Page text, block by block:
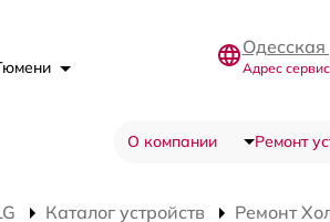
Адрес
О компании Ремонт
Каталог устройств Ремонт